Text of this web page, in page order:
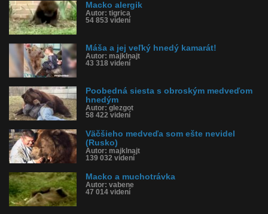
Macko alergik
Autor: tigrica
54 853 videní
Máša a jej veľký hnedý kamarát!
Autor: majklnajt
43 318 videní
Poobedná siesta s obroským medveďom
hnedým
Autor: glezgot
58 422 videní
Väčšieho medveďa som ešte nevidel
(Rusko)
Autor: majklnajt
139 032 videní
Macko a muchotrávka
Autor: vabene
47 014 videní